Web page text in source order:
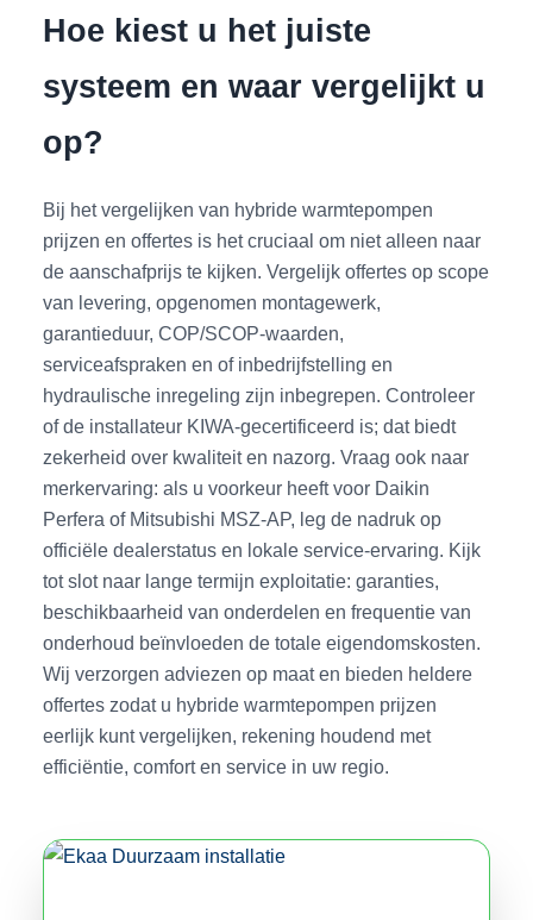
Hoe kiest u het juiste
systeem en waar vergelijkt u
op?
Bij het vergelijken van hybride warmtepompen
prijzen en offertes is het cruciaal om niet alleen naar
de aanschafprijs te kijken. Vergelijk offertes op scope
van levering, opgenomen montagewerk,
garantieduur, COP/SCOP-waarden,
serviceafspraken en of inbedrijfstelling en
hydraulische inregeling zijn inbegrepen. Controleer
of de installateur KIWA-gecertificeerd is; dat biedt
zekerheid over kwaliteit en nazorg. Vraag ook naar
merkervaring: als u voorkeur heeft voor Daikin
Perfera of Mitsubishi MSZ-AP, leg de nadruk op
officiële dealerstatus en lokale service-ervaring. Kijk
tot slot naar lange termijn exploitatie: garanties,
beschikbaarheid van onderdelen en frequentie van
onderhoud beïnvloeden de totale eigendomskosten.
Wij verzorgen adviezen op maat en bieden heldere
offertes zodat u hybride warmtepompen prijzen
eerlijk kunt vergelijken, rekening houdend met
efficiëntie, comfort en service in uw regio.